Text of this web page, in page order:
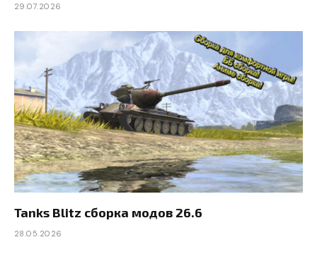
29.07.2026
Tanks Blitz сборка модов 26.6
28.05.2026